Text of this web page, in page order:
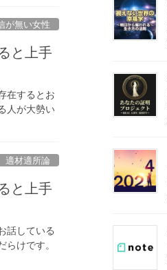
が無い女性
と上手
在するとお
人が大勢い
適材適所論
と上手
話している
けです。